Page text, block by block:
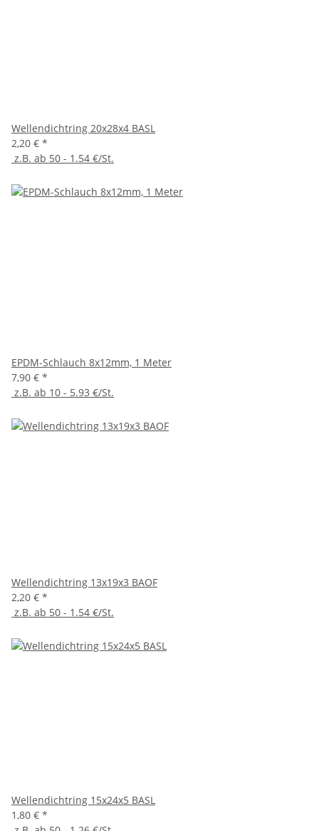
Wellendichtring 20x28x4 BASL
2,20 € *
z.B. ab 50 - 1.54 €/St.
EPDM-Schlauch 8x12mm, 1 Meter
7,90 € *
z.B. ab 10 - 5.93 €/St.
Wellendichtring 13x19x3 BAOF
2,20 € *
z.B. ab 50 - 1.54 €/St.
Wellendichtring 15x24x5 BASL
1,80 € *